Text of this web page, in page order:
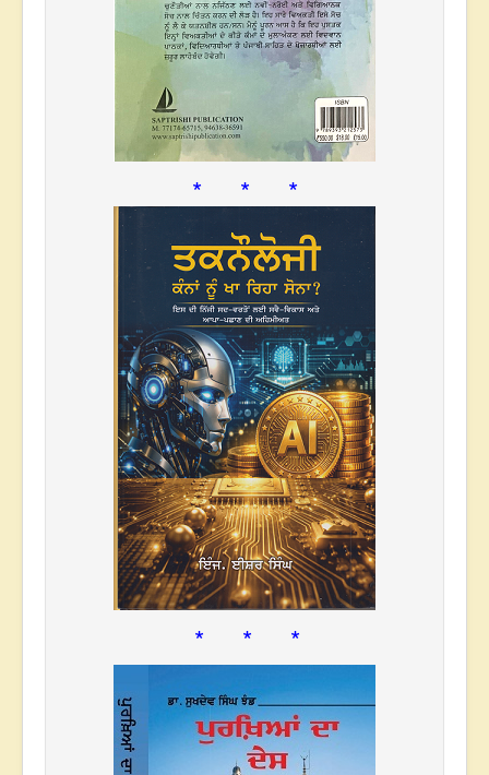
* * *
* * *